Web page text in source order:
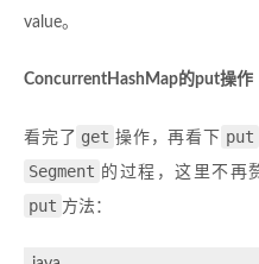
value。
ConcurrentHashMap的put操作
看完了 get 操作，再看下 put
Segment 的过程，这里不再
put 方法：